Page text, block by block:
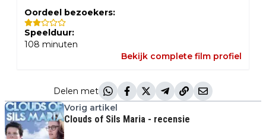
Oordeel bezoekers:
Speelduur:
108 minuten
Bekijk complete film profiel
Delen met
Vorig artikel
Clouds of Sils Maria - recensie